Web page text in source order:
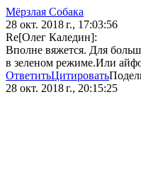
Мёрзлая Собака
28 окт. 2018 г., 17:03:56
Re[Олег Каледин]:
Вполне вяжется. Для
в зеленом режиме.Или
ОтветитьЦитировать
28 окт. 2018 г., 20:15:25